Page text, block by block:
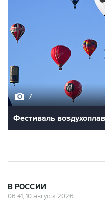
7
Фестиваль
В РОССИИ
06:41, 10 августа 2026